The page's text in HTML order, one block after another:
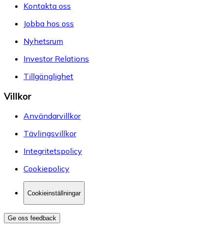
Kontakta oss
Jobba hos oss
Nyhetsrum
Investor Relations
Tillgänglighet
Villkor
Användarvillkor
Tävlingsvillkor
Integritetspolicy
Cookiepolicy
Cookieinställningar
Ge oss feedback